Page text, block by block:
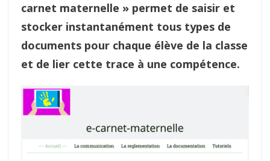
carnet maternelle » permet de saisir et
stocker instantanément tous types de
documents pour chaque élève de la classe
et de lier cette trace à une compétence.